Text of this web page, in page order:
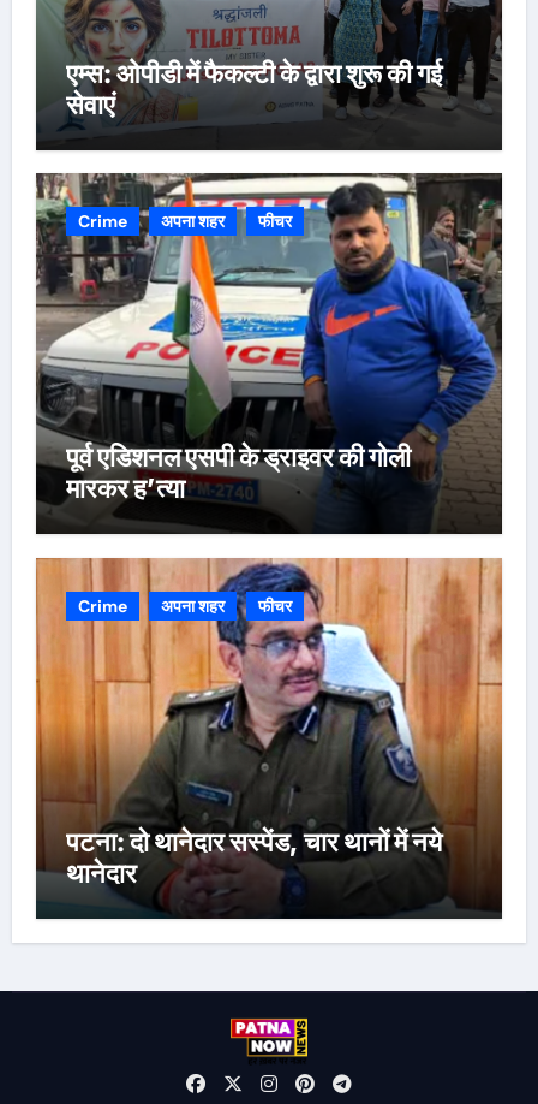
एम्स: ओपीडी में फैकल्टी के द्वारा शुरू की गई
सेवाएं
Crime अपना शहर फीचर
पूर्व एडिशनल एसपी के ड्राइवर की गोली
मारकर ह’त्या
Crime अपना शहर फीचर
पटना: दो थानेदार सस्पेंड, चार थानों में नये
थानेदार